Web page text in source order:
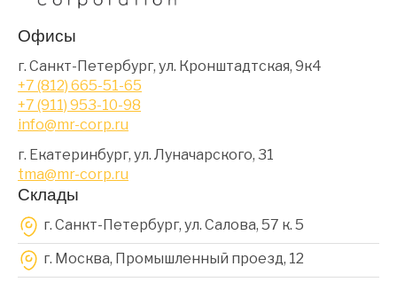
Офисы
г. Санкт-Петербург, ул. Кронштадтская, 9к4
+7 (812) 665-51-65
+7 (911) 953-10-98
info@mr-corp.ru
г. Екатеринбург, ул. Луначарского, 31
tma@mr-corp.ru
Склады
г. Санкт-Петербург, ул. Салова, 57 к. 5
г. Москва, Промышленный проезд, 12